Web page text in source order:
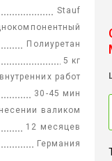
Stauf
Полиуретан
5 кг
работ
30-45 мин
валиком
12 месяцев
Германия